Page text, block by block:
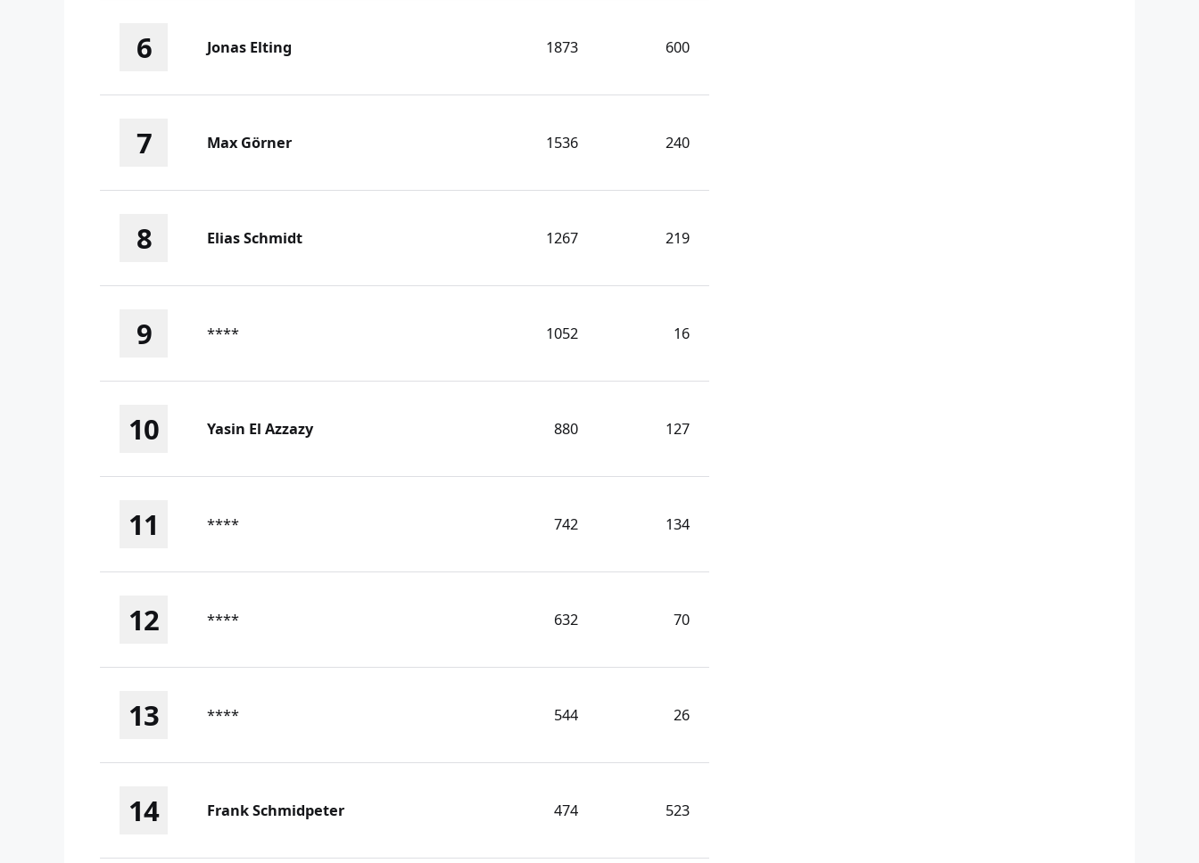
6 Jonas Elting 1873 600
7 Max Görner 1536 240
8 Elias Schmidt 1267 219
9 **** 1052 16
10 Yasin El Azzazy 880 127
11 **** 742 134
12 **** 632 70
13 **** 544 26
14 Frank Schmidpeter 474 523